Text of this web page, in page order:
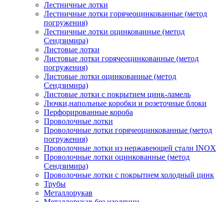
Лестничные лотки
Лестничные лотки горячеоцинкованные (метод
погружения)
Лестничные лотки оцинкованные (метод
Сендзимира)
Листовые лотки
Листовые лотки горячеоцинкованные (метод
погружения)
Листовые лотки оцинкованные (метод
Сендзимира)
Листовые лотки с покрытием цинк-ламель
Лючки,напольные коробки и розеточные блоки
Перфорированные короба
Проволочные лотки
Проволочные лотки горячеоцинкованные (метод
погружения)
Проволочные лотки из нержавеющей стали INOX
Проволочные лотки оцинкованные (метод
Сендзимира)
Проволочные лотки с покрытием холодный цинк
Трубы
Металлорукав